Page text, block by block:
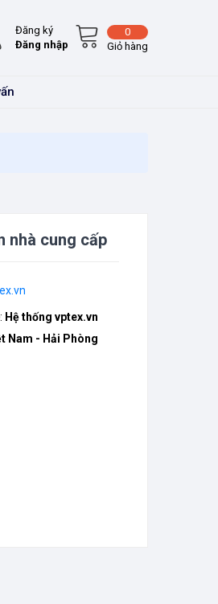
Đăng ký
Đăng nhập
0
Giỏ hàng
nhà cung cấp
Hệ thống vptex.vn
Nam - Hải Phòng